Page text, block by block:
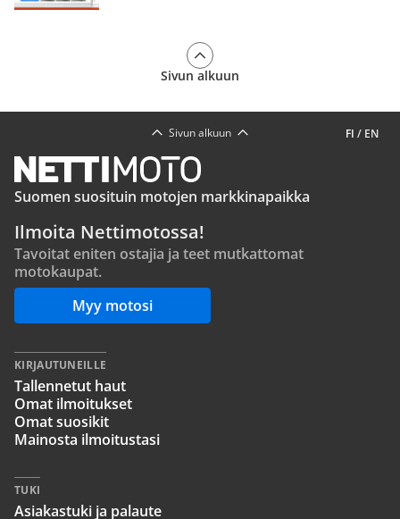
Sivun alkuun
FI / EN
Sivun alkuun
Suomen suosituin motojen markkinapaikka
Ilmoita Nettimotossa!
Tavoitat eniten ostajia ja teet mutkattomat
motokaupat.
Myy motosi
KIRJAUTUNEILLE
Tallennetut haut
Omat ilmoitukset
Omat suosikit
Mainosta ilmoitustasi
TUKI
Asiakastuki ja palaute